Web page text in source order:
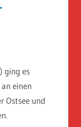
ging es
einen
Ostsee und